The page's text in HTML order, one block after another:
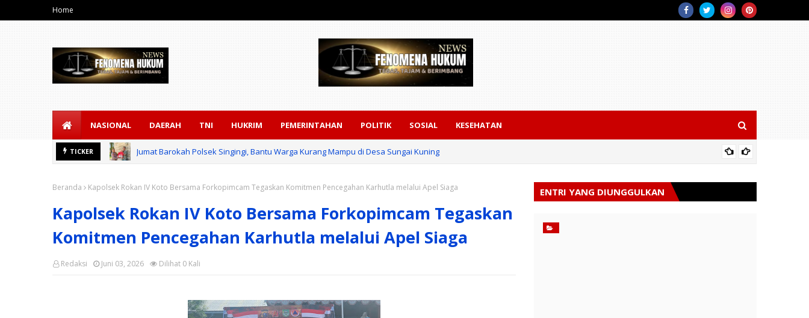
Home
NASIONAL DAERAH TNI HUKRIM PEMERINTAHAN POLITIK SOSIAL KESEHATAN
TICKER Jumat Barokah Polsek Singingi, Bantu Warga Kurang Mampu di Desa Sungai Kuning
Beranda Kapolsek Rokan IV Koto Bersama Forkopimcam Tegaskan Komitmen Pencegahan Karhutla melalui Apel Siaga
Kapolsek Rokan IV Koto Bersama Forkopimcam Tegaskan
Komitmen Pencegahan Karhutla melalui Apel Siaga
Redaksi Dilihat 0 Kali
Juni 03, 2026
ENTRI YANG DIUNGGULKAN